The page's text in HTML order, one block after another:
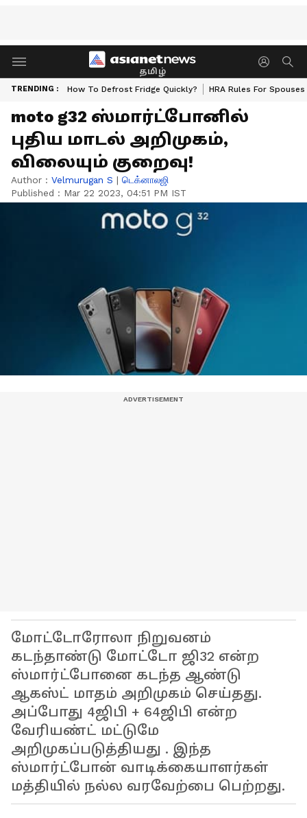
தமிழ்
TRENDING : How To Defrost Fridge Quickly? HRA Rules For Spouses
moto g32 ஸ்மார்ட்போனில்
புதிய மாடல் அறிமுகம்,
விலையும் குறைவு!
Author : Velmurugan S | டெக்னாலஜி
Published : Mar 22 2023, 04:51 PM IST
மோட்டோரோலா நிறுவனம்
கடந்தாண்டு மோட்டோ ஜி32 என்ற
ஸ்மார்ட்போனை கடந்த ஆண்டு
ஆகஸ்ட் மாதம் அறிமுகம் செய்தது.
அப்போது 4ஜிபி + 64ஜிபி என்ற
வேரியண்ட் மட்டுமே
அறிமுகப்படுத்தியது . இந்த
ஸ்மார்ட்போன் வாடிக்கையாளர்கள்
மத்தியில் நல்ல வரவேற்பை பெற்றது.